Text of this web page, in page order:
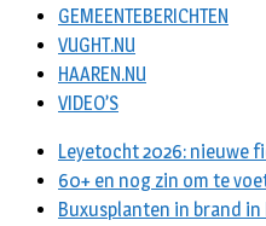
GEMEENTEBERICHTEN
VUGHT.NU
HAAREN.NU
VIDEO’S
Leyetocht 2026: nieuwe
60+ en nog zin om te
Buxusplanten in brand